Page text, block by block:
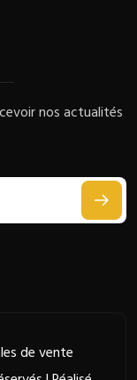
nos actualités
de vente